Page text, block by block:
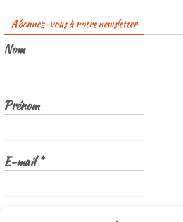
Abonnez-vous à notre newsletter
Nom
Prénom
E-mail*
Nous gardons vos données privées et